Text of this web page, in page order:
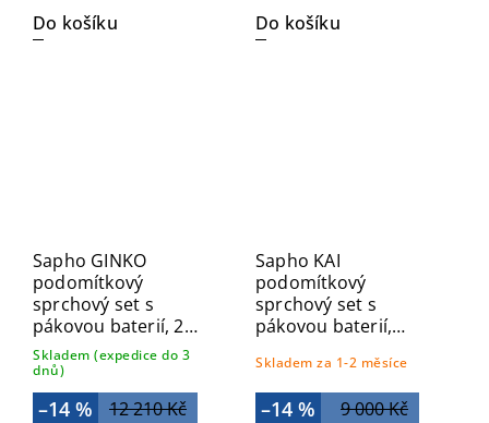
Do košíku Do košíku
Sapho GINKO
podomítkový
sprchový set s
pákovou baterií, 2
výstupy, černá mat
1101-42B-03
Skladem (expedice do 3
dnů)
12 210 Kč
–14 %
Sapho KAI
podomítkový
sprchový set s
pákovou baterií,
výstupy, černá mat
KA43/15-03
Skladem za 1-2 měsíce
9 000 Kč
–14 %